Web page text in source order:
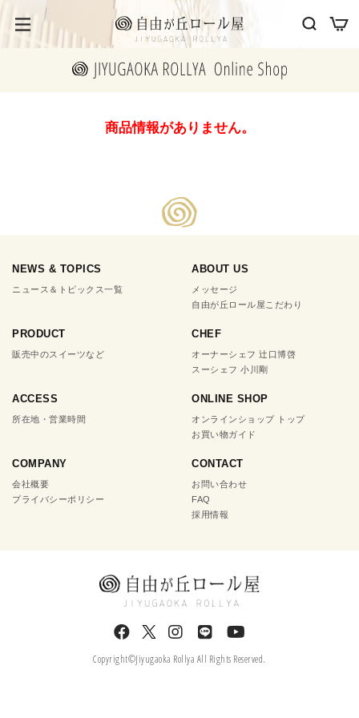
商品情報がありません。
NEWS & TOPICS
ニュース＆トピックス一覧
ABOUT US
メッセージ
自由が丘ロール屋こだわり
PRODUCT
販売中のスイーツなど
CHEF
オーナーシェフ 辻口博啓
スーシェフ 小川剛
ACCESS
所在地・営業時間
ONLINE SHOP
オンラインショップ トップ
お買い物ガイド
COMPANY
会社概要
プライバシーポリシー
CONTACT
お問い合わせ
FAQ
採用情報
Copyright©Jiyugaoka Rollya All Rights Reserved.